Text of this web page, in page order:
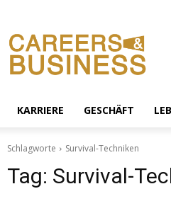
KARRIERE GESCHÄFT
Schlagworte Survival-Techniken
Tag: Survival-